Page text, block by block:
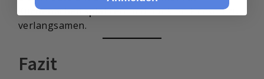
Küchenarbeitsplattenund dunklen Flecken zu
verlangsamen.
Fazit